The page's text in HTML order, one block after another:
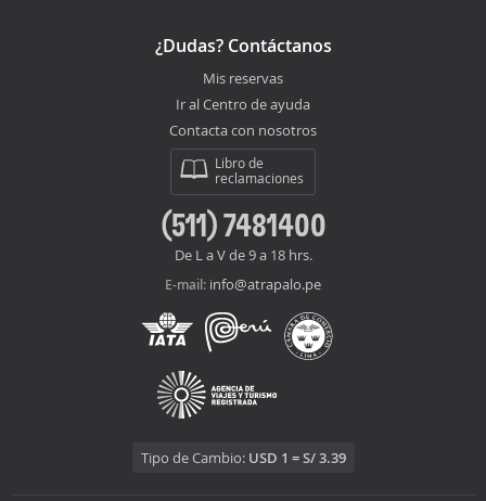
¿Dudas? Contáctanos
Mis reservas
Ir al Centro de ayuda
Contacta con nosotros
Libro de
reclamaciones
(511) 7481400
De L a V de 9 a 18 hrs.
E-mail: info@atrapalo.pe
Tipo de Cambio: USD 1 = S/ 3.39